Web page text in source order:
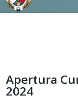
Apertura
2024